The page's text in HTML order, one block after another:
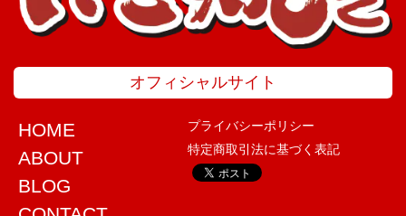
オフィシャルサイト
HOME
ABOUT
BLOG
プライバシーポリシー
特定商取引法に基づく表記